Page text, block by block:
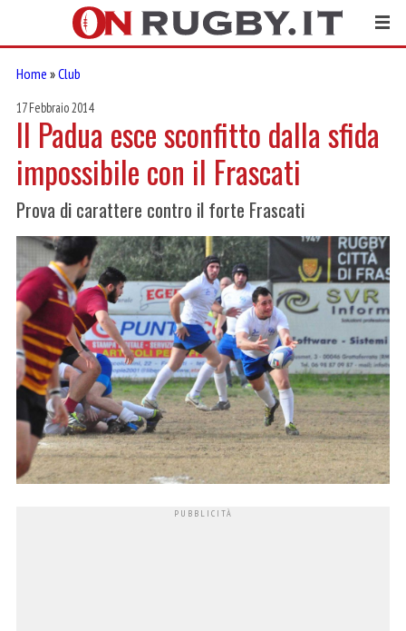
Home »Club
17 Febbraio 2014
Il Padua esce sconfitto dalla sfida
impossibile con il Frascati
Prova di carattere contro il forte Frascati